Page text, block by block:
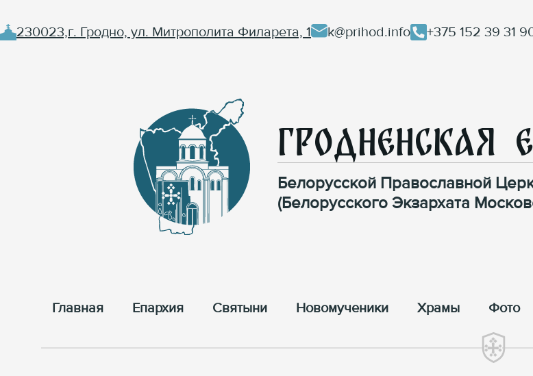
230023,г. Гродно, ул. Митрополита Филарета, 1 k@prihod.info +375 152 39 31
Гродненская
Белорусской Православной
(Белорусского Экзархата
Главная Епархия Cвятыни Новомученики Храмы Фото